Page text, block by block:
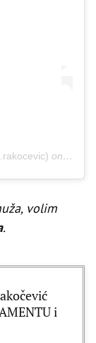
on Dec
volim
.
i